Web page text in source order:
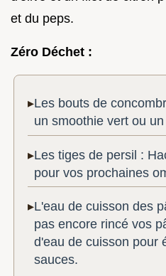
et du peps.
Zéro Déchet :
Les bouts de
un smoothie vert ou
Les tiges de persil :
pour vos prochaines
L'eau de cuisson des
pas encore rincé vos
d'eau de cuisson pour
sauces.